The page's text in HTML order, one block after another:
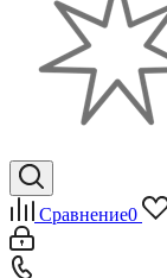
Сравнение0